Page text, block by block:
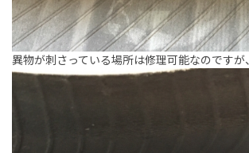
異物が刺さっている場所は修理可能なのですが、